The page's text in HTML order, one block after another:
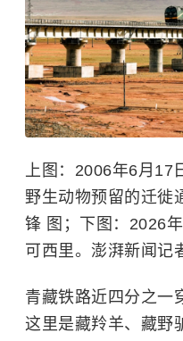
上图：2006年6月17
野生动物预留的迁徙
锋 图；下图：2026
可西里。澎湃新闻记
青藏铁路近四分之一
这里是藏羚羊、藏野